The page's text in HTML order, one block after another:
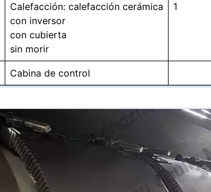
Calefacción: calefacción cerámica
con inversor
con cubierta
sin morir
1
Cabina de control